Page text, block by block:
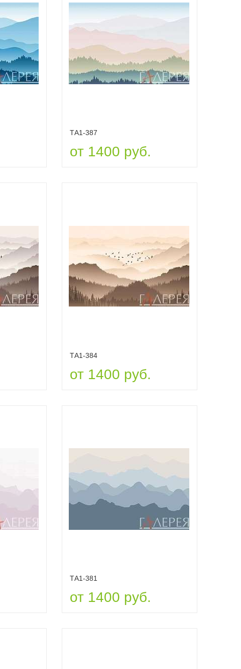
ТА1-387
от 1400 руб.
ТА1-384
от 1400 руб.
ТА1-381
от 1400 руб.